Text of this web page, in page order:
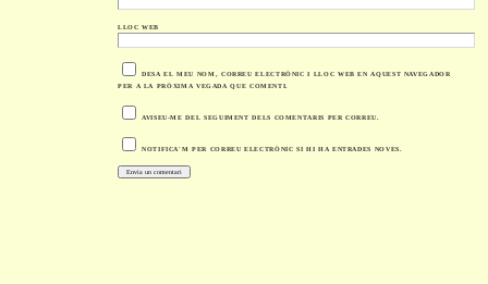
LLOC WEB
DESA EL MEU NOM, CORREU ELECTRÒNIC I LLOC WEB EN AQUEST NAVEGADOR
PER A LA PRÒXIMA VEGADA QUE COMENTI.
AVISEU-ME DEL SEGUIMENT DELS COMENTARIS PER CORREU.
NOTIFICA'M PER CORREU ELECTRÒNIC SI HI HA ENTRADES NOVES.